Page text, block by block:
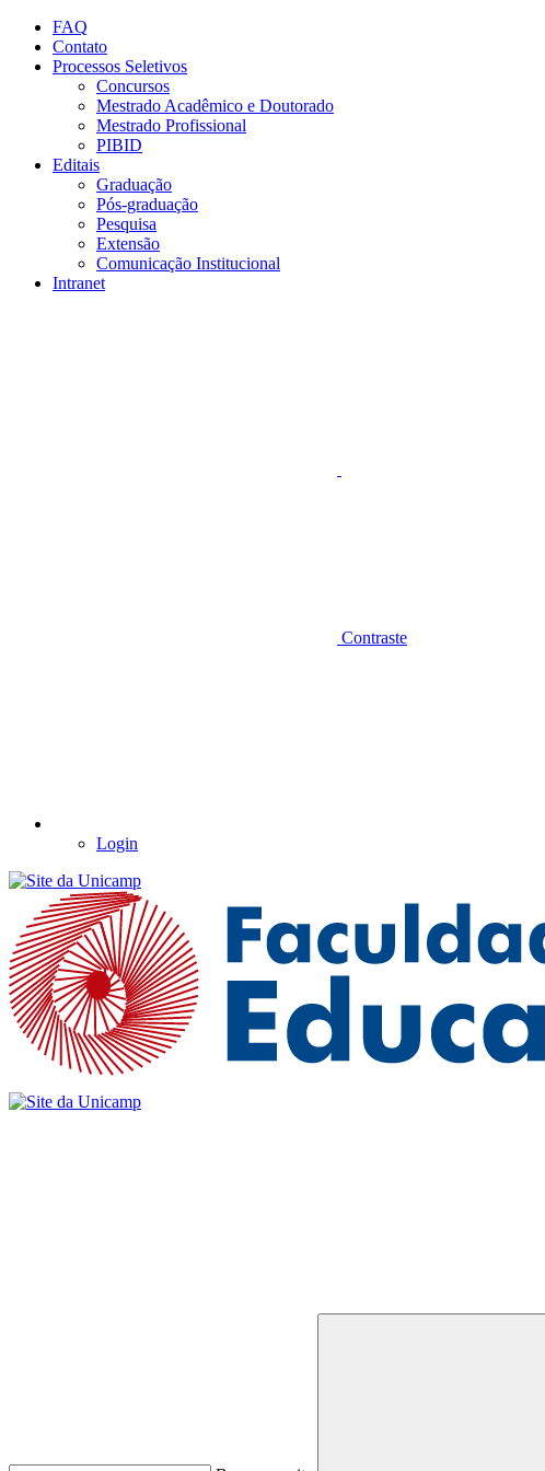
Conteúdo principal
FAQ
Contato
Processos Seletivos
Concursos
Mestrado Acadêmico e Doutorado
Mestrado Profissional
PIBID
Editais
Graduação
Pós-graduação
Pesquisa
Extensão
Comunicação Institucional
Intranet
Contraste
Login